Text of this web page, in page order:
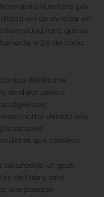
huérfano por
así de avanzar en
rara, que se
a 2,6 de cada
debilitante
de dolor severo
mortal debido a la
que conlleva.
alcanzado un gran
de Fabry, sino
que puedan